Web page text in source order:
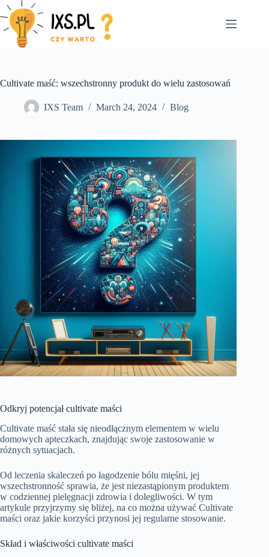
Skip
to
content
Cultivate maść: wszechstronny produkt do wielu zastosowań
IXS Team March 24, 2024 Blog
Odkryj potencjał cultivate maści
Cultivate maść stała się nieodłącznym elementem w wielu
domowych apteczkach, znajdując swoje zastosowanie w
różnych sytuacjach.
Od leczenia skaleczeń po łagodzenie bólu mięśni, jej
wszechstronność sprawia, że jest niezastąpionym produktem
w codziennej pielęgnacji zdrowia i dolegliwości. W tym
artykule przyjrzymy się bliżej, na co można używać Cultivate
maści oraz jakie korzyści przynosi jej regularne stosowanie.
Skład i właściwości cultivate maści